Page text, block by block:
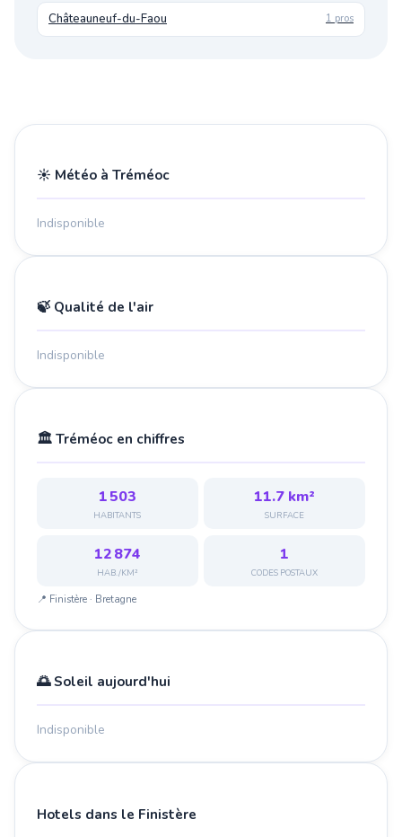
Châteauneuf-du-Faou 1 pros
☀️ Météo à Tréméoc
Indisponible
🍃 Qualité de l'air
Indisponible
🏛️ Tréméoc en chiffres
1 503
HABITANTS
11.7 km²
SURFACE
12 874
HAB./KM²
1
CODES POSTAUX
📍 Finistère · Bretagne
🌅 Soleil aujourd'hui
Indisponible
Hotels dans le Finistère